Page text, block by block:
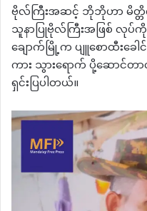
ဗိုလ်ကြီးအဆင့် ဘိုဘိုဟာ မိတ္တိ
သူနာပြုဗိုလ်ကြီးအဖြစ် လုပ်ကို
ချောက်မြို့က ပျူစောထီးခေ
ကား သွားရောက် ပို့ဆောင်
ရှင်းပြပါတယ်။